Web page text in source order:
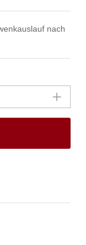
nach